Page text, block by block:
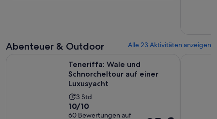
Abenteuer & Outdoor Alle 23 Aktivitäten anzeigen
Teneriffa: Wale und
Schnorcheltour auf einer
Luxusyacht
Die
Aktivität
3 Std.
10.0
von
10/10
60 Bewertungen auf